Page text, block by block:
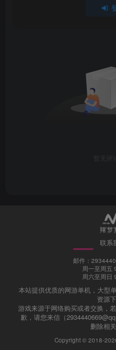
暂无评
联系
邮件：
周一至周五
周六至周日
本站提供优质的网游单机，大型
资源下
游戏来源于网络购买或者交换，
歉，请您来信（
删除相关
Copyright © 2018-